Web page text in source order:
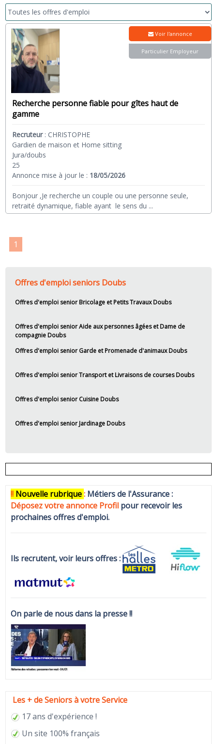
Recherche personne fiable pour gîtes haut de
gamme
Recruteur: CHRISTOPHE
Gardien de maison et Home sitting
Jura/doubs
25
Annonce mise à jour le : 18/05/2026
Bonjour ,Je recherche un couple ou une personne seule,
retraité dynamique, fiable ayant le sens du ...
Voir l'annonce
Particulier Employeur
1
Offres d'emploi seniors Doubs
Offres d'emploi senior Bricolage et Petits Travaux Doubs
Offres d'emploi senior Aide aux personnes âgées et Dame de
compagnie Doubs
Offres d'emploi senior Garde et Promenade d'animaux Doubs
Offres d'emploi senior Transport et Livraisons de courses Doubs
Offres d'emploi senior Cuisine Doubs
Offres d'emploi senior Jardinage Doubs
!! Nouvelle rubrique: Métiers de l'Assurance :
Déposez votre annonce Profil pour recevoir les
prochaines offres d'emploi.
Ils recrutent, voir leurs offres :
On parle de nous dans la presse !!
Les + de Seniors à votre Service
17 ans d'expérience !
Un site 100% français